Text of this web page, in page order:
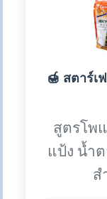
🍯 สตาร์เ
สูตรโพ
แป้ง น้ำ
ส